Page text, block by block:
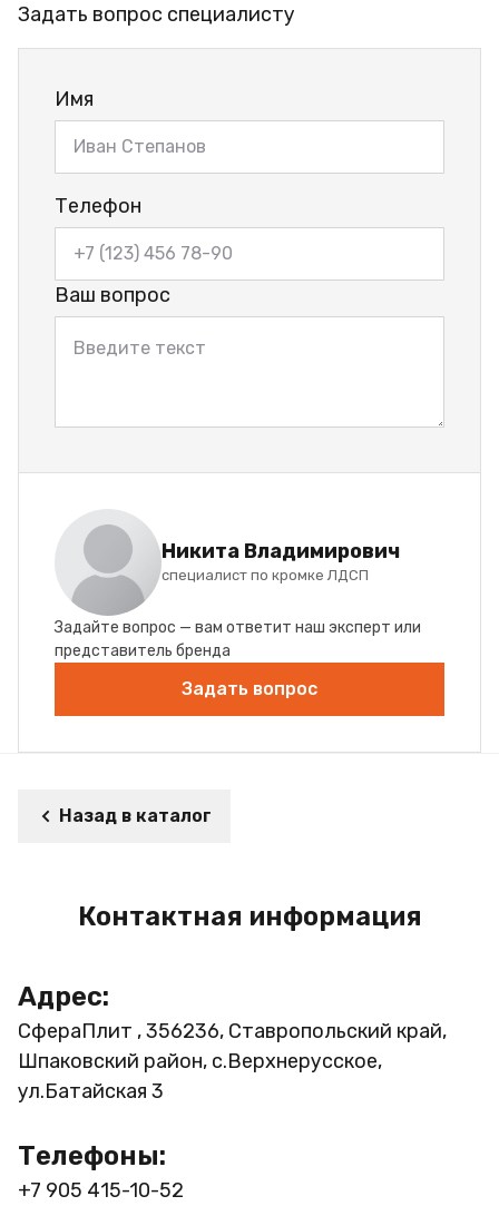
Задать вопрос специалисту
Имя
Телефон
Ваш вопрос
Никита Владимирович
специалист по кромке ЛДСП
Задайте вопрос — вам ответит наш эксперт или
представитель бренда
Задать вопрос
Назад в каталог
Контактная информация
Адрес:
СфераПлит , 356236, Ставропольский край,
Шпаковский район, с.Верхнерусское,
ул.Батайская 3
Телефоны:
+7 905 415-10-52